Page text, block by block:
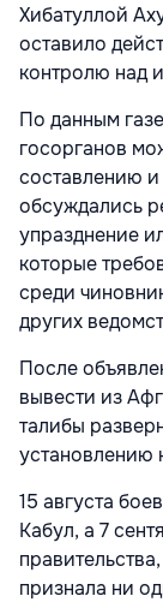
Хибатуллой
оставило
контролю над
По данным
госорганов
составлению
обсуждались
упразднение
которые
среди
других
После
вывести из
талибы
установлению
15 августа
Кабул, а 7
признала ни